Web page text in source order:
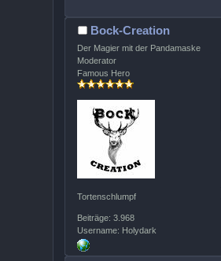
Bock-Creation
Der Magier mit der Pandamaske
Moderator
Famous Hero
Tortenschlumpf
Beiträge: 3.968
Username: Holydark